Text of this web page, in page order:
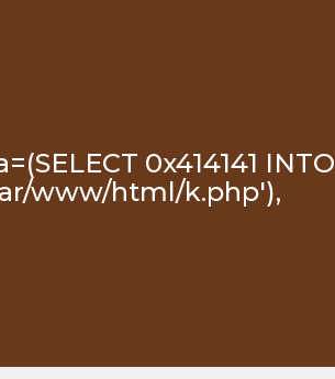
0x414141 INTO
www/html/k.php'),